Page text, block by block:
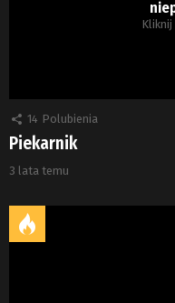
Kliknij
14 Polubienia
Piekarnik
3 lata temu